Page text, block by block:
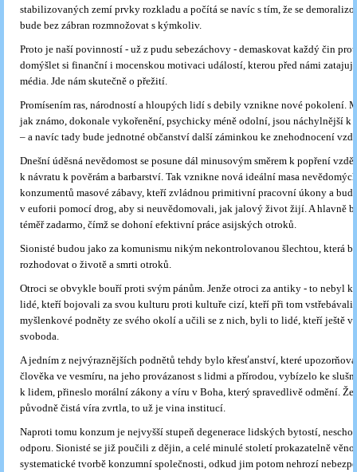
stabilizovaných zemí prvky rozkladu a počítá se navíc s tím, že se
bude bez zábran rozmnožovat s kýmkoliv.
Proto je naší povinností - už z pudu sebezáchovy - demaskovat každý čin
domýšlet si finanční i mocenskou motivaci událostí, kterou před námi
média. Jde nám skutečně o přežití.
Promísením ras, národností a hloupých lidí s debily vznikne nové pokolení.
jak známo, dokonale vykořenění, psychicky méně odolní, jsou náchylnější k
– a navíc tady bude jednotné občanství další záminkou ke znehodnocení
Dnešní úděsná nevědomost se posune dál minusovým směrem k popření
k návratu k pověrám a barbarství. Tak vznikne nová ideální masa
konzumentů masové zábavy, kteří zvládnou primitivní pracovní úkony a
v euforii pomocí drog, aby si neuvědomovali, jak jalový život žijí. A hlavně
téměř zadarmo, čímž se dohoní efektivní práce asijských otroků.
Sionisté budou jako za komunismu nikým nekontrolovanou šlechtou, která
rozhodovat o životě a smrti otroků.
Otroci se obvykle bouří proti svým pánům. Jenže otroci za antiky - to nebyl
lidé, kteří bojovali za svou kulturu proti kultuře cizí, kteří při tom vstřebávali
myšlenkové podněty ze svého okolí a učili se z nich, byli to lidé, kteří ještě
svoboda.
A jedním z nejvýraznějších podnětů tehdy bylo křesťanství, které
člověka ve vesmíru, na jeho provázanost s lidmi a přírodou, vybízelo ke
k lidem, přineslo morální zákony a víru v Boha, který spravedlivě odmění. Že
původně čistá víra zvrtla, to už je vina institucí.
Naproti tomu konzum je nejvyšší stupeň degenerace lidských bytostí,
odporu. Sionisté se již poučili z dějin, a celé minulé století prokazatelně
systematické tvorbě konzumní společnosti, odkud jim potom nehrozí